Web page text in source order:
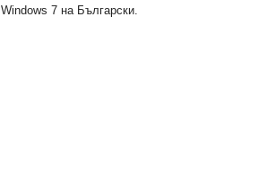
Windows 7 на Български.